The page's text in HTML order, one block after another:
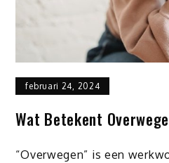
februari 24, 2024
Wat Betekent
“Overwegen” is een